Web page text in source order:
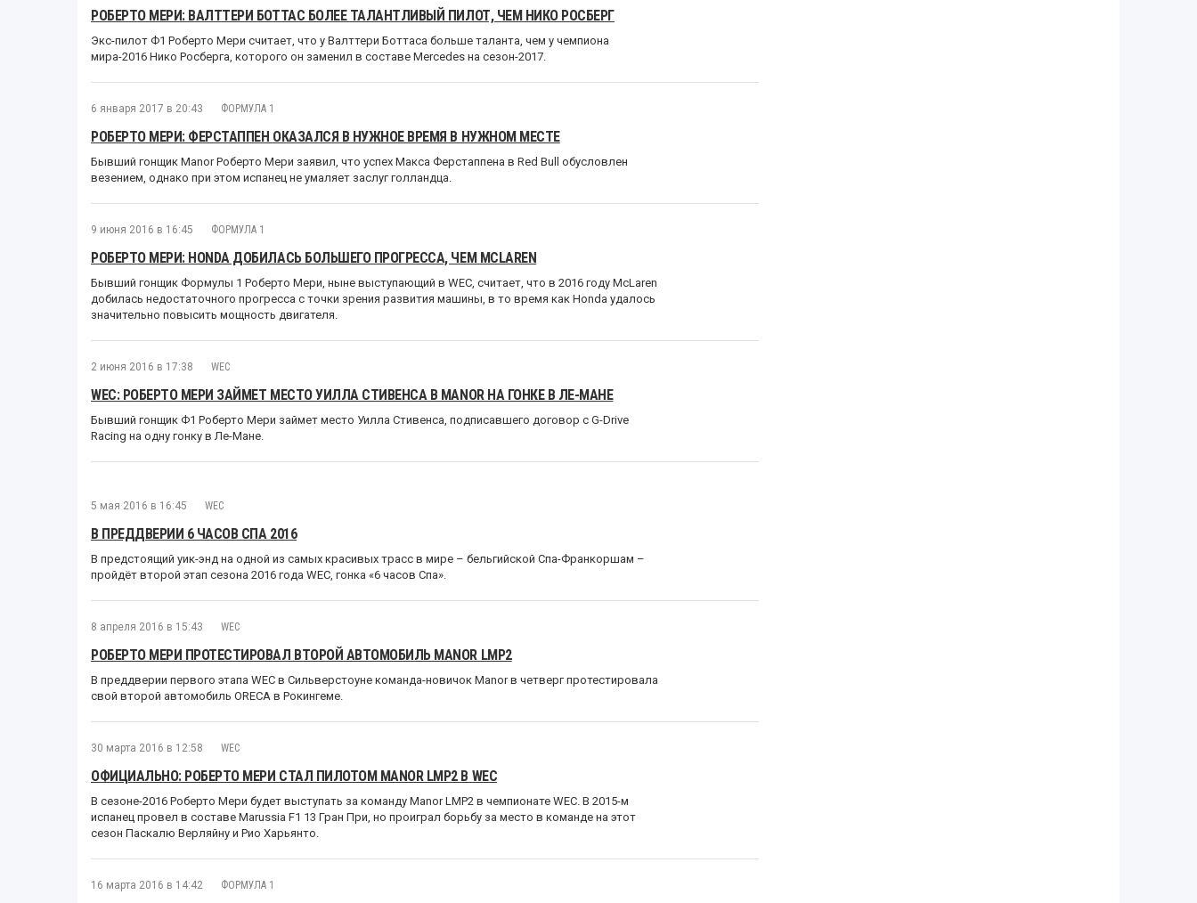
РОБЕРТО МЕРИ: ВАЛТТЕРИ БОТТАС БОЛЕЕ ТАЛАНТЛИВЫЙ ПИЛОТ, ЧЕМ НИКО РОСБЕРГ
Экс-пилот Ф1 Роберто Мери считает, что у Валттери Боттаса больше таланта, чем у чемпиона
мира-2016 Нико Росберга, которого он заменил в составе Mercedes на сезон-2017.
6 января 2017 в 20:43 ФОРМУЛА 1
РОБЕРТО МЕРИ: ФЕРСТАППЕН ОКАЗАЛСЯ В НУЖНОЕ ВРЕМЯ В НУЖНОМ МЕСТЕ
Бывший гонщик Manor Роберто Мери заявил, что успех Макса Ферстаппена в Red Bull обусловлен
везением, однако при этом испанец не умаляет заслуг голландца.
9 июня 2016 в 16:45 ФОРМУЛА 1
РОБЕРТО МЕРИ: HONDA ДОБИЛАСЬ БОЛЬШЕГО ПРОГРЕССА, ЧЕМ MCLAREN
Бывший гонщик Формулы 1 Роберто Мери, ныне выступающий в WEC, считает, что в 2016 году McLaren
добилась недостаточного прогресса с точки зрения развития машины, в то время как Honda удалось
значительно повысить мощность двигателя.
2 июня 2016 в 17:38 WEC
WEC: РОБЕРТО МЕРИ ЗАЙМЕТ МЕСТО УИЛЛА СТИВЕНСА В MANOR НА ГОНКЕ В ЛЕ-МАНЕ
Бывший гонщик Ф1 Роберто Мери займет место Уилла Стивенса, подписавшего договор с G-Drive
Racing на одну гонку в Ле-Мане.
5 мая 2016 в 16:45 WEC
В ПРЕДДВЕРИИ 6 ЧАСОВ СПА 2016
В предстоящий уик-энд на одной из самых красивых трасс в мире – бельгийской Спа-Франкоршам –
пройдёт второй этап сезона 2016 года WEC, гонка «6 часов Спа».
8 апреля 2016 в 15:43 WEC
РОБЕРТО МЕРИ ПРОТЕСТИРОВАЛ ВТОРОЙ АВТОМОБИЛЬ MANOR LMP2
В преддверии первого этапа WEC в Сильверстоуне команда-новичок Manor в четверг протестировала
свой второй автомобиль ORECA в Рокингеме.
30 марта 2016 в 12:58 WEC
ОФИЦИАЛЬНО: РОБЕРТО МЕРИ СТАЛ ПИЛОТОМ MANOR LMP2 В WEC
В сезоне-2016 Роберто Мери будет выступать за команду Manor LMP2 в чемпионате WEC. В 2015-м
испанец провел в составе Marussia F1 13 Гран При, но проиграл борьбу за место в команде на этот
сезон Паскалю Верляйну и Рио Харьянто.
16 марта 2016 в 14:42 ФОРМУЛА 1